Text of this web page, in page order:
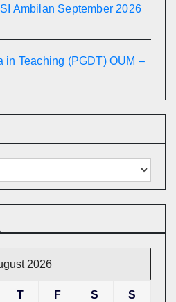
Ambilan September 2026
in Teaching (PGDT) OUM –
2026
T F S S